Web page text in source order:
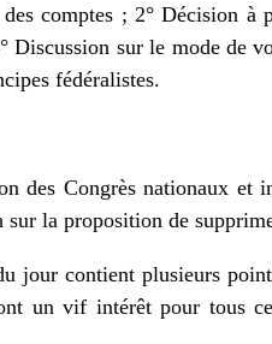
comptes ; 2° Décision
Discussion sur le mode de
fédéralistes.
des Congrès nationaux
sur la proposition de
jour contient plusieurs
un vif intérêt pour tous